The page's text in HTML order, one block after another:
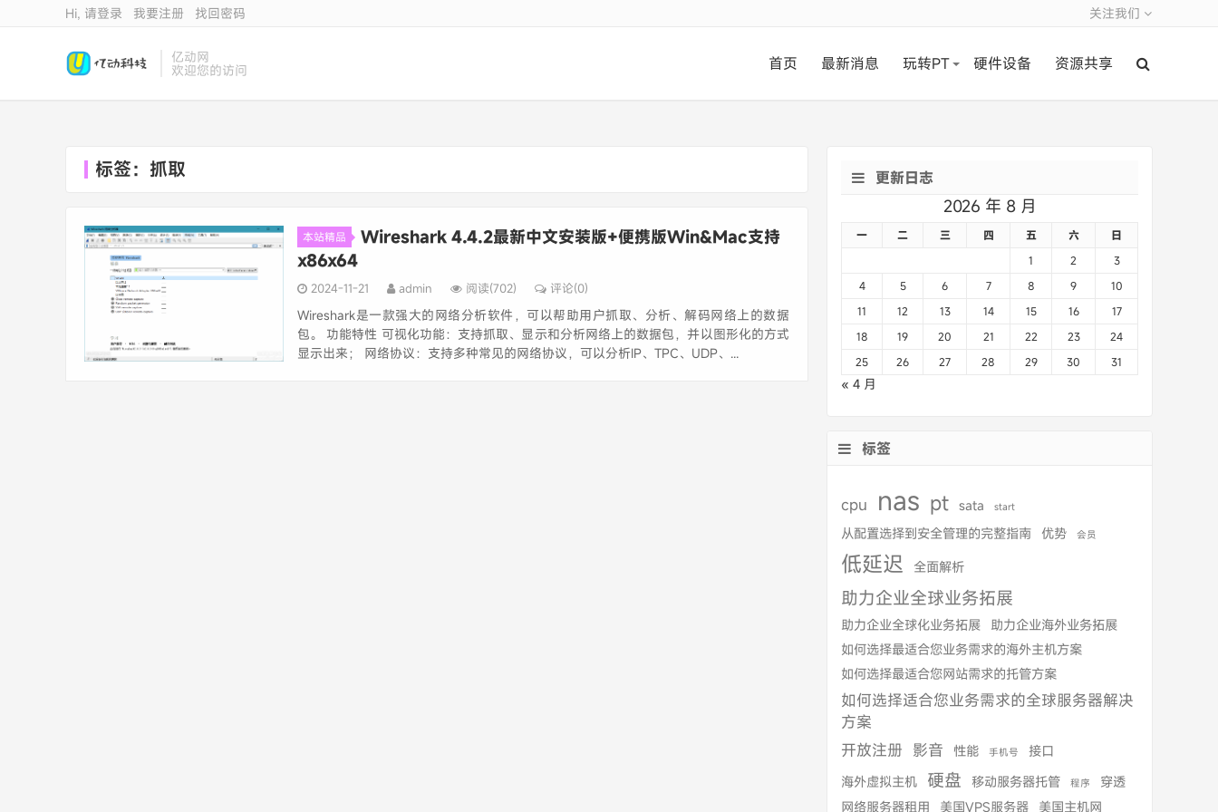
关注我们
Hi, 请登录 我要注册 找回密码
亿动网
欢迎您的访问 首页 最新消息 玩转PT 硬件设备 资源共享
标签：抓取
本站精品
Wireshark 4.4.2最新中文安装版+便携版Win&Mac支持
x86x64
2024-11-21 admin 阅读(702) 评论(0)
Wireshark是一款强大的网络分析软件，可以帮助用户抓取、分析、解码网络上的数据
包。 功能特性 可视化功能：支持抓取、显示和分析网络上的数据包，并以图形化的方式
显示出来； 网络协议：支持多种常见的网络协议，可以分析IP、TPC、UDP、...
更新日志
2026 年 8 月
一 二 三 四 五 六
日
1
2
3
4
5 6 7 8 9
10
11
12 13 14 15 16
17
18
19 20 21 22 23
24
25
26 27 28 29 30 31
« 4 月
标签
cpu nas pt sata start
从配置选择到安全管理的完整指南 优势 会员
低延迟 全面解析
助力企业全球业务拓展
助力企业全球化业务拓展
助力企业海外业务拓展
如何选择最适合您业务需求的海外主机方案
如何选择最适合您网站需求的托管方案
如何选择适合您业务需求的全球服务器解决
方案
开放注册 影音 性能 手机号
接口
海外虚拟主机
硬盘 移动服务器托管 程序
穿透
网络服务器租用
美国VPS服务器 美国主机网